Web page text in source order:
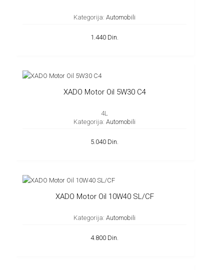
Kategorija: Automobili
1.440 Din.
XADO Motor Oil 5W30 C4
4L
Kategorija: Automobili
5.040 Din.
XADO Motor Oil 10W40 SL/CF
Kategorija: Automobili
4.800 Din.